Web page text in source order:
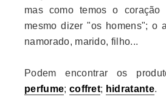
mas como temos o coração
mesmo dizer "os homens"; o
namorado, marido, filho...
Podem encontrar os
perfume; coffret; hidratante.